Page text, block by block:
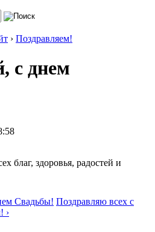
› Поздравляем!
с днем
благ, здоровья, радостей и
Свадьбы! Поздравляю всех с
›